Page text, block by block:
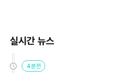
실시간 뉴스
4분전